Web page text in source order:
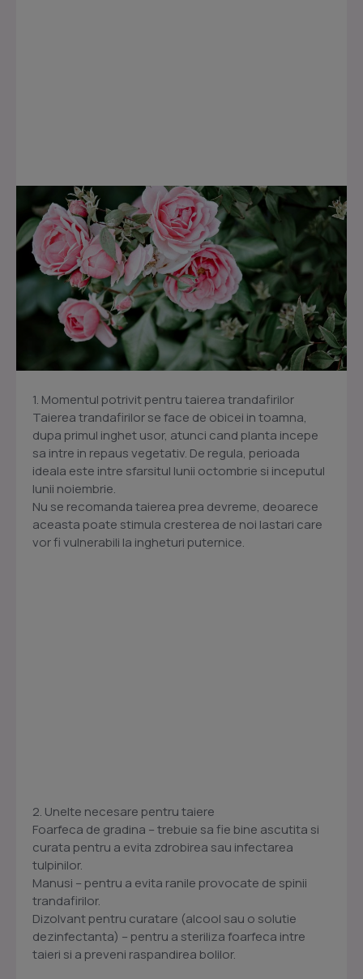
1. Momentul potrivit pentru taierea trandafirilor
Taierea trandafirilor se face de obicei in toamna,
dupa primul inghet usor, atunci cand planta incepe
sa intre in repaus vegetativ. De regula, perioada
ideala este intre sfarsitul lunii octombrie si inceputul
lunii noiembrie.
Nu se recomanda taierea prea devreme, deoarece
aceasta poate stimula cresterea de noi lastari care
vor fi vulnerabili la ingheturi puternice.
2. Unelte necesare pentru taiere
Foarfeca de gradina – trebuie sa fie bine ascutita si
curata pentru a evita zdrobirea sau infectarea
tulpinilor.
Manusi – pentru a evita ranile provocate de spinii
trandafirilor.
Dizolvant pentru curatare (alcool sau o solutie
dezinfectanta) – pentru a steriliza foarfeca intre
taieri si a preveni raspandirea bolilor.